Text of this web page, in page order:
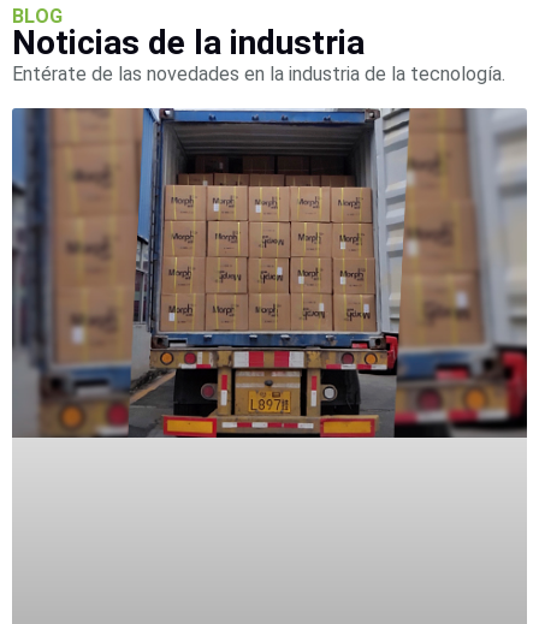
Cams y
Body
Cams
AccesoriosBody
(Portátiles)Cámaras
Móviles
Dash
Cams
Videoporteros
Interfonos
AccesoriosIntercomunicadores
Videoporteros
AnalógicosVideoporteros
IP
BLOG
Noticias de la industria
Entérate de las novedades en la industria de la tecnología.